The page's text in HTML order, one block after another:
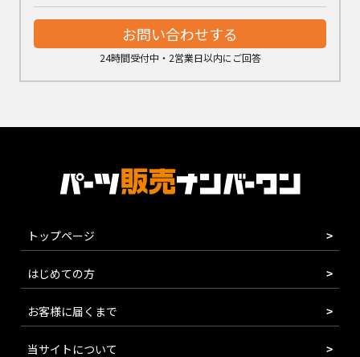
お問い合わせする
24時間受付中・2営業日以内にご回答
トップページ
はじめての方
お客様に届くまで
当サイトについて